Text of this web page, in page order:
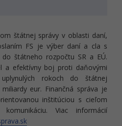
štátnej správy v oblasti daní,
FS je výber daní a cla s
štátneho rozpočtu SR a EÚ.
a efektívny boj proti daňovými
rokoch do štátnej
eur. Finančná správa je
inštitúciou s cieľom
komunikáciu. Viac informácií